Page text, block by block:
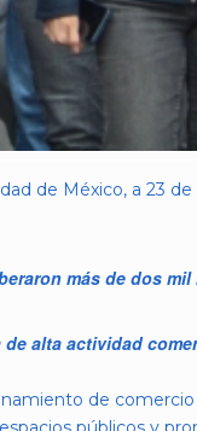
de México, a 23
más de dos mil
alta actividad
de